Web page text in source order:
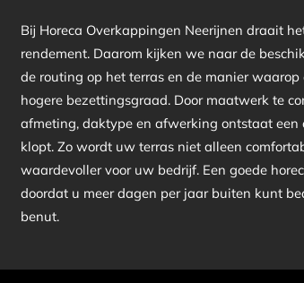
Bij Horeca Overkappingen Neerijnen draait
rendement. Daarom kijken we naar de
de routing op het terras en de manier
hogere bezettingsgraad. Door maatwerk te
afmeting, daktype en afwerking ontstaat een
klopt. Zo wordt uw terras niet alleen
waardevoller voor uw bedrijf. Een goede
doordat u meer dagen per jaar buiten kunt
benut.